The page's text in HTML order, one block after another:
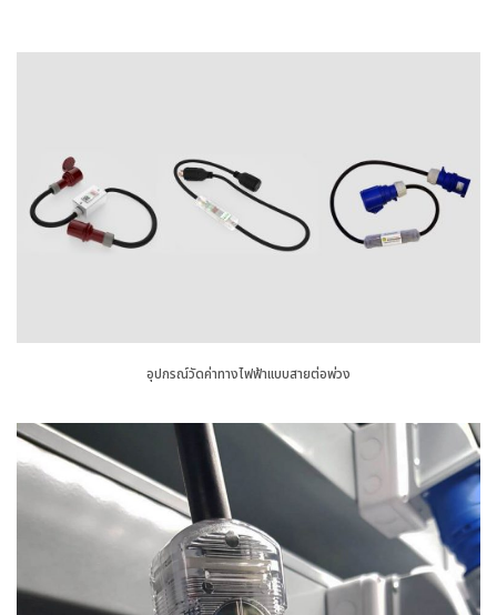
อุปกรณ์วัดค่าทางไฟฟ้าแบบสายต่อพ่วง